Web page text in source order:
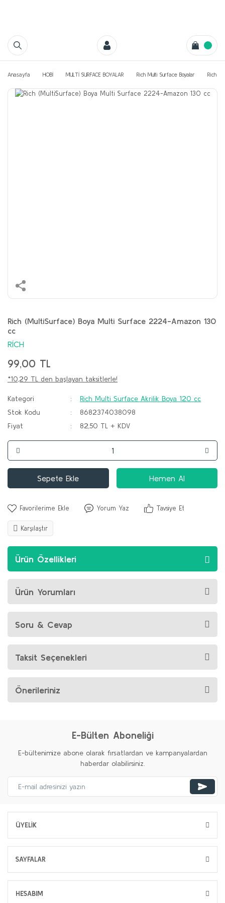
Anasayfa HOBİ MULTİ SURFACE BOYALAR Rich Multi Surface Boyalar Rich
Rich (MultiSurface) Boya Multi Surface 2224-Amazon 130
cc
RİCH
99,00 TL
*10,29 TL den başlayan taksitlerle!
Kategori
Rich Multi Surface Akrilik Boya 120 cc
Stok Kodu
8682374038098
Fiyat
82,50 TL + KDV
Sepete Ekle Hemen Al
Yorum Yaz Tavsiye Et
Karşılaştır
Ürün Özellikleri
Ürün Yorumları
Soru & Cevap
Taksit Seçenekleri
Önerileriniz
E-Bülten Aboneliği
E-bültenimize abone olarak fırsatlardan ve kampanyalardan
haberdar olabilirsiniz.
ÜYELİK
SAYFALAR
HESABIM